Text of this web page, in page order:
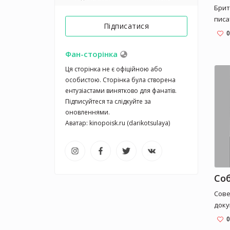
Підписатися
Фан-сторінка
Ця сторінка не є офіційною або
особистою. Сторінка була створена
ентузіастами винятково для фанатів.
Підписуйтеся та слідкуйте за
оновленнями.
Аватар: kinopoisk.ru (darikotsulaya)
0
из 0